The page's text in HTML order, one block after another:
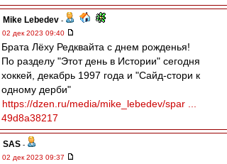
Mike Lebedev -
02 дек 2023 09:40
Брата Лёху Редквайта с днем рожденья!
По разделу "Этот день в Истории" сегодня
хоккей, декабрь 1997 года и "Сайд-стори к
одному дерби"
https://dzen.ru/media/mike_lebedev/spar ...
49d8a38217
SAS -
02 дек 2023 09:37